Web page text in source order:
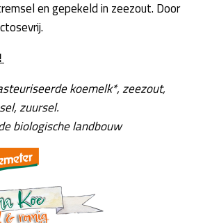
en gepekeld in zeezout. Door
koemelk*, zeezout,
zuursel.
biologische landbouw